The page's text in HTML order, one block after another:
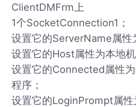
ClientDMFrm上
1个SocketConnection1；
设置它的ServerName属性
设置它的Host属性为本地机
设置它的Connected属性
程序；
设置它的LoginPrompt属